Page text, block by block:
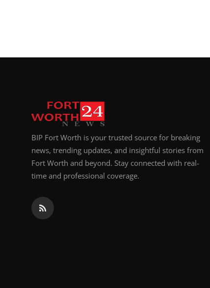
BIP Fort Worth is your trusted source for breaking
news, trending updates, and insightful stories from
Fort Worth and beyond. Stay connected with real-
time and professional coverage.